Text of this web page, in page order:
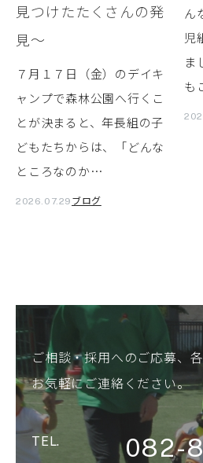
見つけたたくさんの発
見～
７月１７日（金）のデイキ
ャンプで森林公園へ行くこ
とが決まると、年長組の子
どもたちからは、「どんな
ところなのか…
2026.07.29 ブログ
ん
児
ま
も
ご相談・採用へのご応募、
お気軽にご連絡ください。
082-